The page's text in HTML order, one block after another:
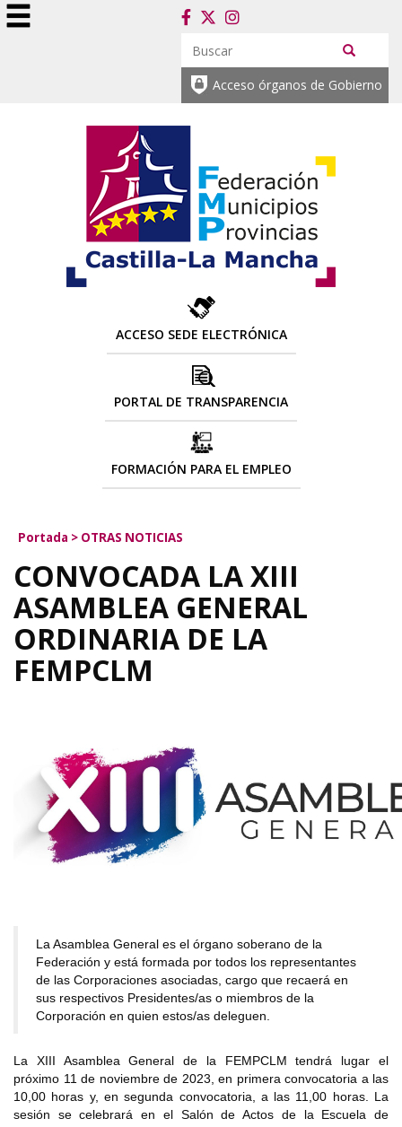
Acceso órganos de Gobierno
ACCESO SEDE ELECTRÓNICA
PORTAL DE TRANSPARENCIA
FORMACIÓN PARA EL EMPLEO
Portada > OTRAS NOTICIAS
CONVOCADA LA XIII
ASAMBLEA GENERAL
ORDINARIA DE LA
FEMPCLM
La Asamblea General es el órgano soberano de la
Federación y está formada por todos los representantes
de las Corporaciones asociadas, cargo que recaerá en
sus respectivos Presidentes/as o miembros de la
Corporación en quien estos/as deleguen.
La XIII Asamblea General de la FEMPCLM tendrá lugar el
próximo 11 de noviembre de 2023, en primera convocatoria a las
10,00 horas y, en segunda convocatoria, a las 11,00 horas. La
sesión se celebrará en el Salón de Actos de la Escuela de